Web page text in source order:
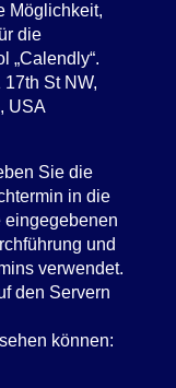
Möglichkeit,
die
„Calendly“.
St NW,
USA
Sie die
in die
eingegebenen
und
verwendet.
den Servern
können: